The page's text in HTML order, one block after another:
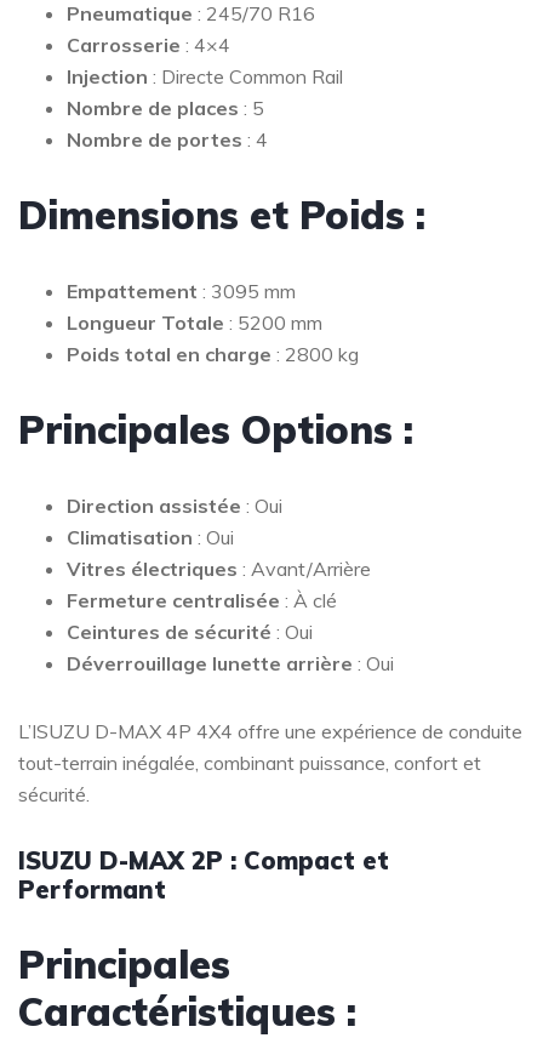
Pneumatique : 245/70 R16
Carrosserie : 4×4
Injection : Directe Common Rail
Nombre de places : 5
Nombre de portes : 4
Dimensions et Poids :
Empattement : 3095 mm
Longueur Totale : 5200 mm
Poids total en charge : 2800 kg
Principales Options :
Direction assistée : Oui
Climatisation : Oui
Vitres électriques : Avant/Arrière
Fermeture centralisée : À clé
Ceintures de sécurité : Oui
Déverrouillage lunette arrière : Oui
L’ISUZU D-MAX 4P 4X4 offre une expérience de conduite
tout-terrain inégalée, combinant puissance, confort et
sécurité.
ISUZU D-MAX 2P : Compact et
Performant
Principales
Caractéristiques :